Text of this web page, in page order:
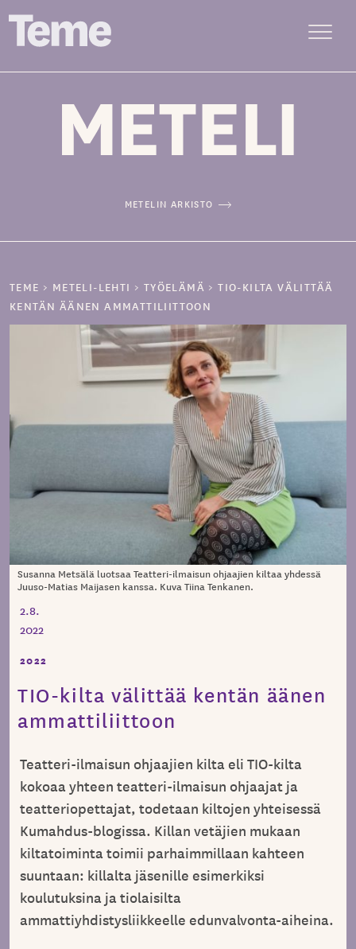
METELIN ARKISTO
TEME > METELI-LEHTI > TYÖELÄMÄ >TIO-KILTA VÄLITTÄÄ
KENTÄN ÄÄNEN AMMATTILIITTOON
Susanna Metsälä luotsaa Teatteri-ilmaisun ohjaajien kiltaa yhdessä
Juuso-Matias Maijasen kanssa. Kuva Tiina Tenkanen.
2.8.
2022
2022
TIO-kilta välittää kentän äänen
ammattiliittoon
Teatteri-ilmaisun ohjaajien kilta eli TIO-kilta
kokoaa yhteen teatteri-ilmaisun ohjaajat ja
teatteriopettajat, todetaan kiltojen yhteisessä
Kumahdus-blogissa. Killan vetäjien mukaan
kiltatoiminta toimii parhaimmillaan kahteen
suuntaan: killalta jäsenille esimerkiksi
koulutuksina ja tiolaisilta
ammattiyhdistysliikkeelle edunvalvonta-aiheina.